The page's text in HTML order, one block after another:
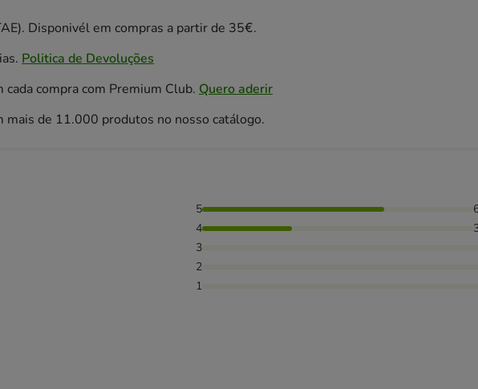
Disponivél em compras a partir de 35€.
Politica de Devoluções
compra com Premium Club. Quero aderir
mais de 11.000 produtos no nosso catálogo.
33% das pessoas avaliaram com 4 estrelas,
5
4
3
2
1